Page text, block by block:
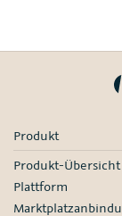
Produkt
Produkt-Übersicht
Plattform